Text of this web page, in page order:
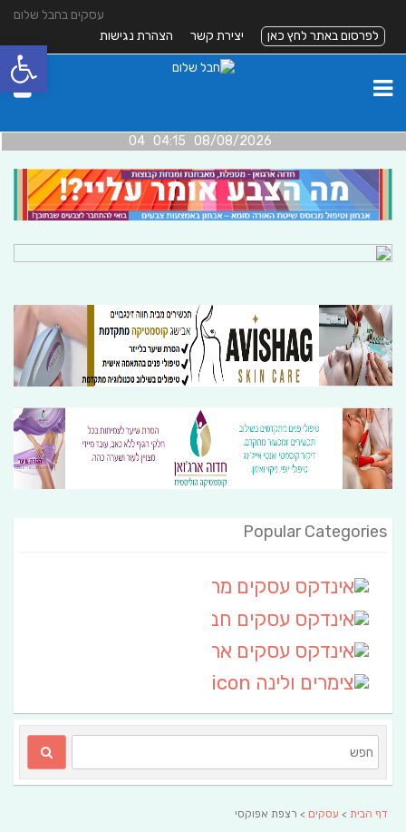
עסקים בחבל שלום
לפרסום באתר לחץ כאן
יצירת קשר הצהרת נגישות
08/08/2026 04:15 04
Popular Categories
דף הבית > עסקים > רצפת אפוקסי
פתח